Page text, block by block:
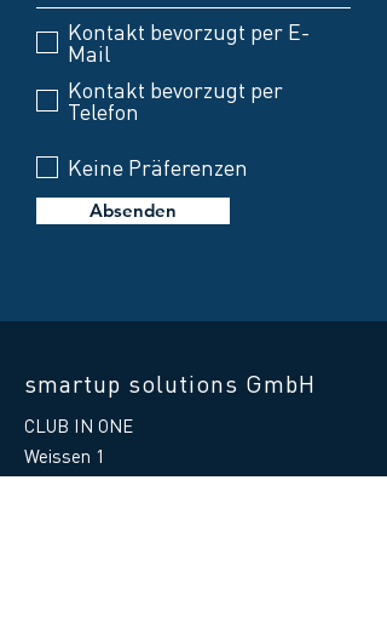
Kontakt bevorzugt per E-
Mail
Kontakt bevorzugt per
Telefon
Keine Präferenzen
Absenden
smartup solutions GmbH
CLUB IN ONE
Weissen 1